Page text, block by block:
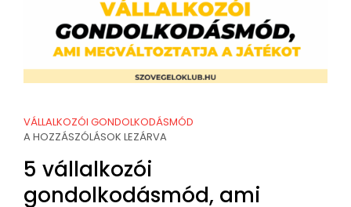
VÁLLALKOZÓI GONDOLKODÁSMÓD
A HOZZÁSZÓLÁSOK LEZÁRVA
5 vállalkozói
gondolkodásmód, ami